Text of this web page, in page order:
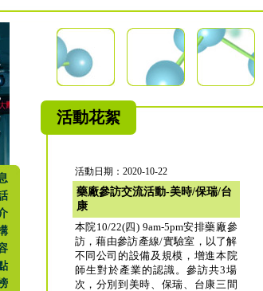
活動花絮
活動日期：2020-10-22
藥廠參訪交流活動-美時/保瑞/台
康
本院10/22(四) 9am-5pm安排藥廠參
訪，藉由參訪產線/實驗室，以了解
不同公司的設備及規模，增進本院
師生對於產業的認識。參訪共3場
次，分別到美時、保瑞、台康三間